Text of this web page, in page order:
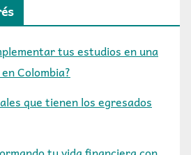
tus estudios en una
Colombia?
que tienen los egresados